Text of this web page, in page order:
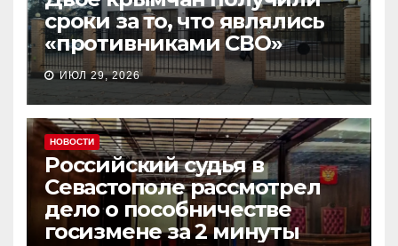
сроки за то, что являлись
«противниками СВО»
ИЮЛ 29, 2026
НОВОСТИ
Российский судья в
Севастополе рассмотрел
дело о пособничестве
госизмене за 2 минуты